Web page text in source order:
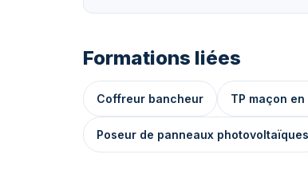
Formations liées
Coffreur bancheur TP maçon
Poseur de panneaux photovoltaïques